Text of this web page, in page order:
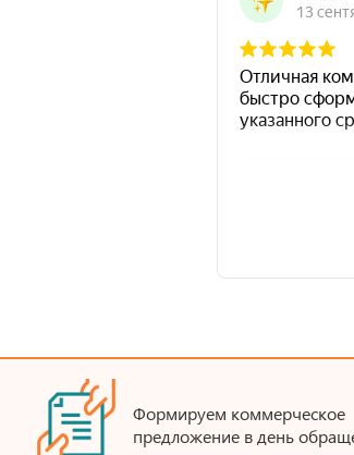
Формируем коммерческое
предложение в день